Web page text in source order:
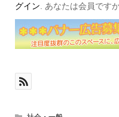
グイン . あなたは会員です